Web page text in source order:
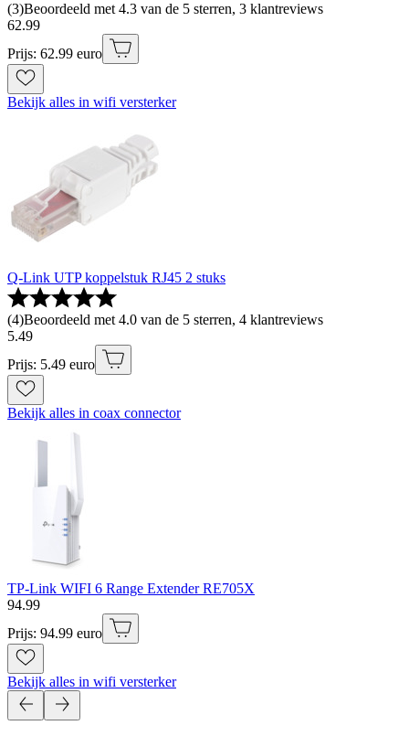
(3)Beoordeeld met 4.3 van de 5 sterren, 3 klantreviews
62.99
Prijs: 62.99 euro
Bekijk alles in wifi versterker
Q-Link UTP koppelstuk RJ45 2 stuks
(4)Beoordeeld met 4.0 van de 5 sterren, 4 klantreviews
5.49
Prijs: 5.49 euro
Bekijk alles in coax connector
TP-Link WIFI 6 Range Extender RE705X
94.99
Prijs: 94.99 euro
Bekijk alles in wifi versterker